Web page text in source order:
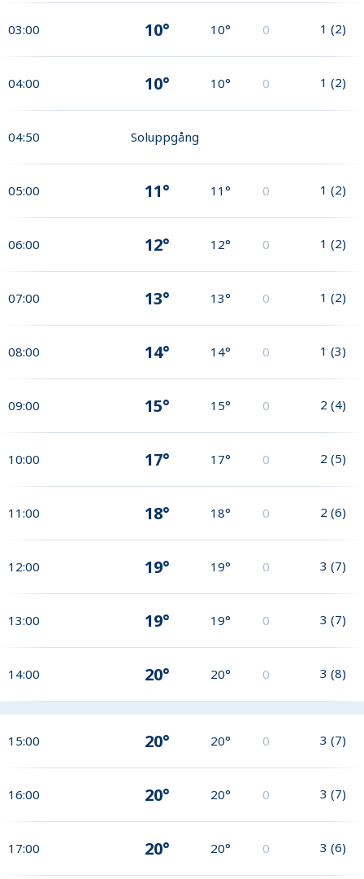
03:00 10° 10° 0 1 (2)
04:00 10° 10° 0 1 (2)
04:50 Soluppgång
05:00 11° 11° 0 1 (2)
06:00 12° 12° 0 1 (2)
07:00 13° 13° 0 1 (2)
08:00 14° 14° 0 1 (3)
09:00 15° 15° 0 2 (4)
10:00 17° 17° 0 2 (5)
11:00 18° 18° 0 2 (6)
12:00 19° 19° 0 3 (7)
13:00 19° 19° 0 3 (7)
14:00 20° 20° 0 3 (8)
15:00 20° 20° 0 3 (7)
16:00 20° 20° 0 3 (7)
17:00 20° 20° 0 3 (6)